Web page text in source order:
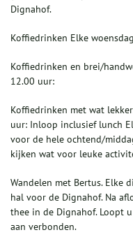
Dignahof.
Koffiedrinken Elke
Koffiedrinken en brei/
12.00 uur:
Koffiedrinken met wat
uur: Inloop inclusief lunch
voor de hele ochtend/
kijken wat voor leuke
Wandelen met Bertus. Elke
hal voor de Dignahof. Na
thee in de Dignahof. Loopt
aan verbonden.